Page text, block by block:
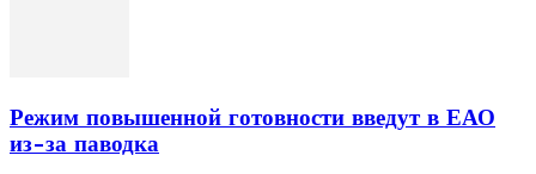
Режим повышенной готовности введут в ЕАО
из-за паводка